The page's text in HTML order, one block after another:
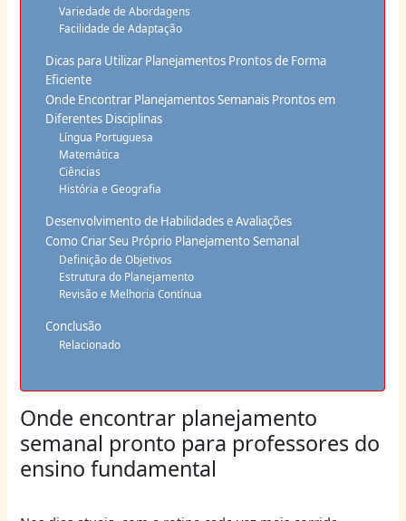
Variedade de Abordagens
Facilidade de Adaptação
Dicas para Utilizar Planejamentos Prontos de Forma
Eficiente
Onde Encontrar Planejamentos Semanais Prontos em
Diferentes Disciplinas
Língua Portuguesa
Matemática
Ciências
História e Geografia
Desenvolvimento de Habilidades e Avaliações
Como Criar Seu Próprio Planejamento Semanal
Definição de Objetivos
Estrutura do Planejamento
Revisão e Melhoria Contínua
Conclusão
Relacionado
Onde encontrar planejamento
semanal pronto para professores do
ensino fundamental